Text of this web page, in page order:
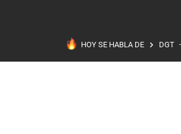
HOY SE HABLA DE DGT